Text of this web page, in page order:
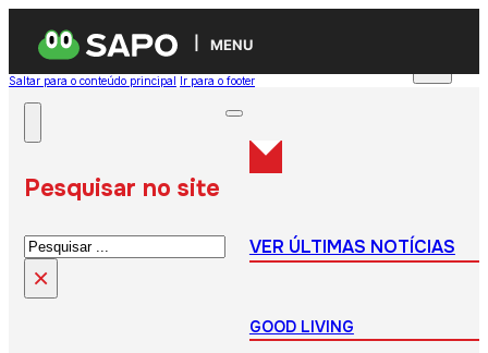
MENU
Saltar para o conteúdo principal Ir para o footer
Pesquisar no site
Pesquisar
×
VER ÚLTIMAS NOTÍCIAS
GOOD LIVING